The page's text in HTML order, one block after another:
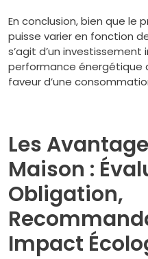
En conclusion, bien que le
puisse varier en fonction
s’agit d’un
performance énergétique
faveur d’une
Les
Maison :
Obligation,
Impact